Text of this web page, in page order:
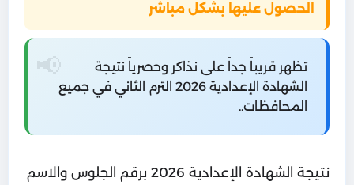
الحصول عليها بشكل مباشر
تظهر قريباً جداً على نذاكر وحصرياً نتيجة
الشهادة الإعدادية 2026 الترم الثاني في جميع
المحافظات..
نتيجة الشهادة الإعدادية 2026 برقم الجلوس والاسم